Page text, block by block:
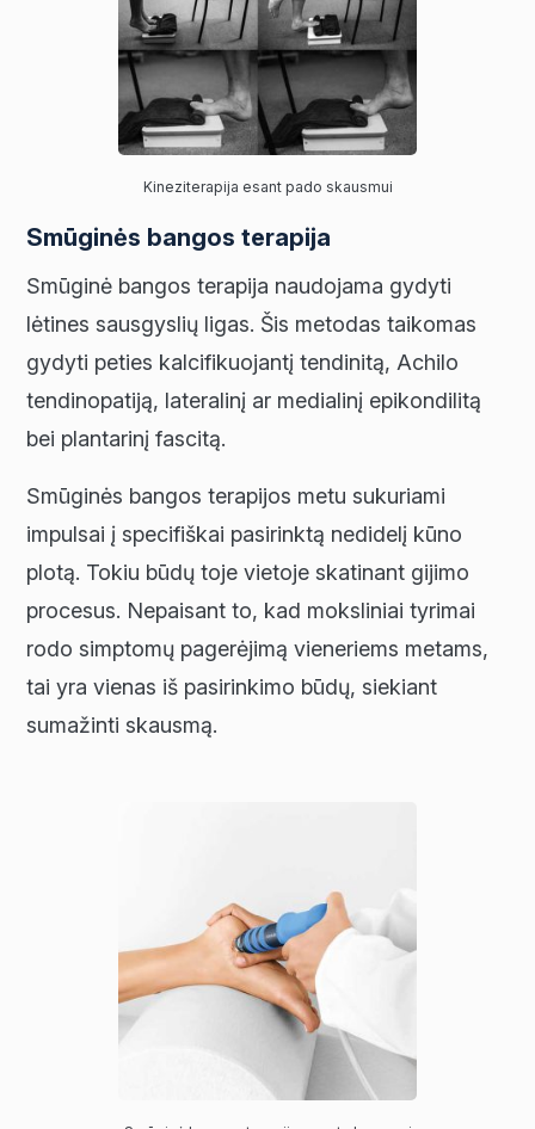
Kineziterapija esant pado skausmui
Smūginės bangos terapija
Smūginė bangos terapija naudojama gydyti
lėtines sausgyslių ligas. Šis metodas taikomas
gydyti peties kalcifikuojantį tendinitą, Achilo
tendinopatiją, lateralinį ar medialinį epikondilitą
bei plantarinį fascitą.
Smūginės bangos terapijos metu sukuriami
impulsai į specifiškai pasirinktą nedidelį kūno
plotą. Tokiu būdų toje vietoje skatinant gijimo
procesus. Nepaisant to, kad moksliniai tyrimai
rodo simptomų pagerėjimą vieneriems metams,
tai yra vienas iš pasirinkimo būdų, siekiant
sumažinti skausmą.